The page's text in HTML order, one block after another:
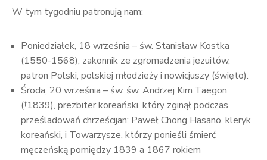
W tym tygodniu patronują nam:
Poniedziałek, 18 września – św. Stanisław Kostka
(1550-1568), zakonnik ze zgromadzenia jezuitów,
patron Polski, polskiej młodzieży i nowicjuszy (święto).
Środa, 20 września – św. św. Andrzej Kim Taegon
(†1839), prezbiter koreański, który zginął podczas
prześladowań chrześcijan; Paweł Chong Hasano, kleryk
koreański, i Towarzysze, którzy ponieśli śmierć
męczeńską pomiędzy 1839 a 1867 rokiem